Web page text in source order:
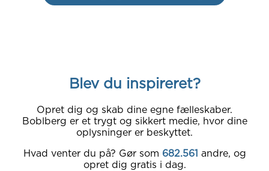
Blev du inspireret?
Opret dig og skab dine egne fælleskaber.
Boblberg er et trygt og sikkert medie, hvor dine
oplysninger er beskyttet.
Hvad venter du på? Gør som 682.561 andre, og
opret dig gratis i dag.